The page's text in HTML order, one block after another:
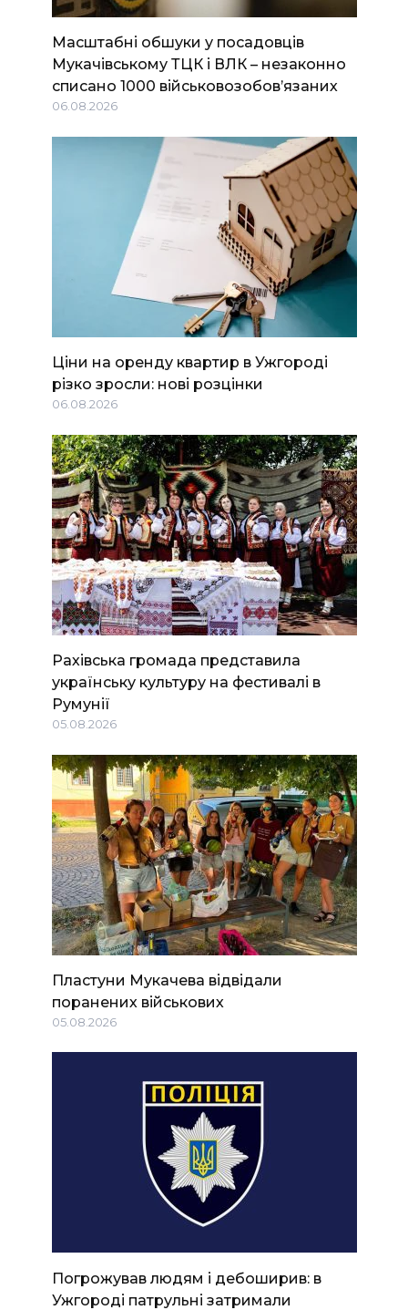
Масштабні обшуки у посадовців
Мукачівському ТЦК і ВЛК – незаконно
списано 1000 військовозобов’язаних
06.08.2026
Ціни на оренду квартир в Ужгороді
різко зросли: нові розцінки
06.08.2026
Рахівська громада представила
українську культуру на фестивалі в
Румунії
05.08.2026
Пластуни Мукачева відвідали
поранених військових
05.08.2026
Погрожував людям і дебоширив: в
Ужгороді патрульні затримали